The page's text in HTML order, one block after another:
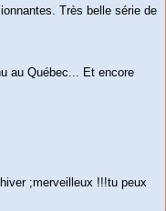
Très belle série de
au Québec... Et encore
;merveilleux !!!tu peux